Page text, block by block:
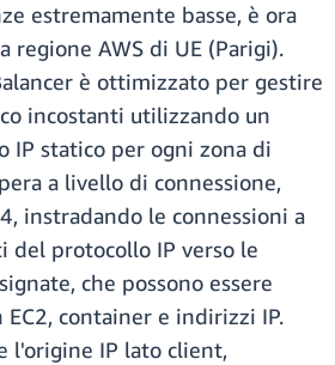
estremamente basse, è ora
regione AWS di UE (Parigi).
è ottimizzato per gestire
incostanti utilizzando un
IP statico per ogni zona di
a livello di connessione,
instradando le connessioni a
del protocollo IP verso le
che possono essere
EC2, container e indirizzi IP.
l'origine IP lato client,